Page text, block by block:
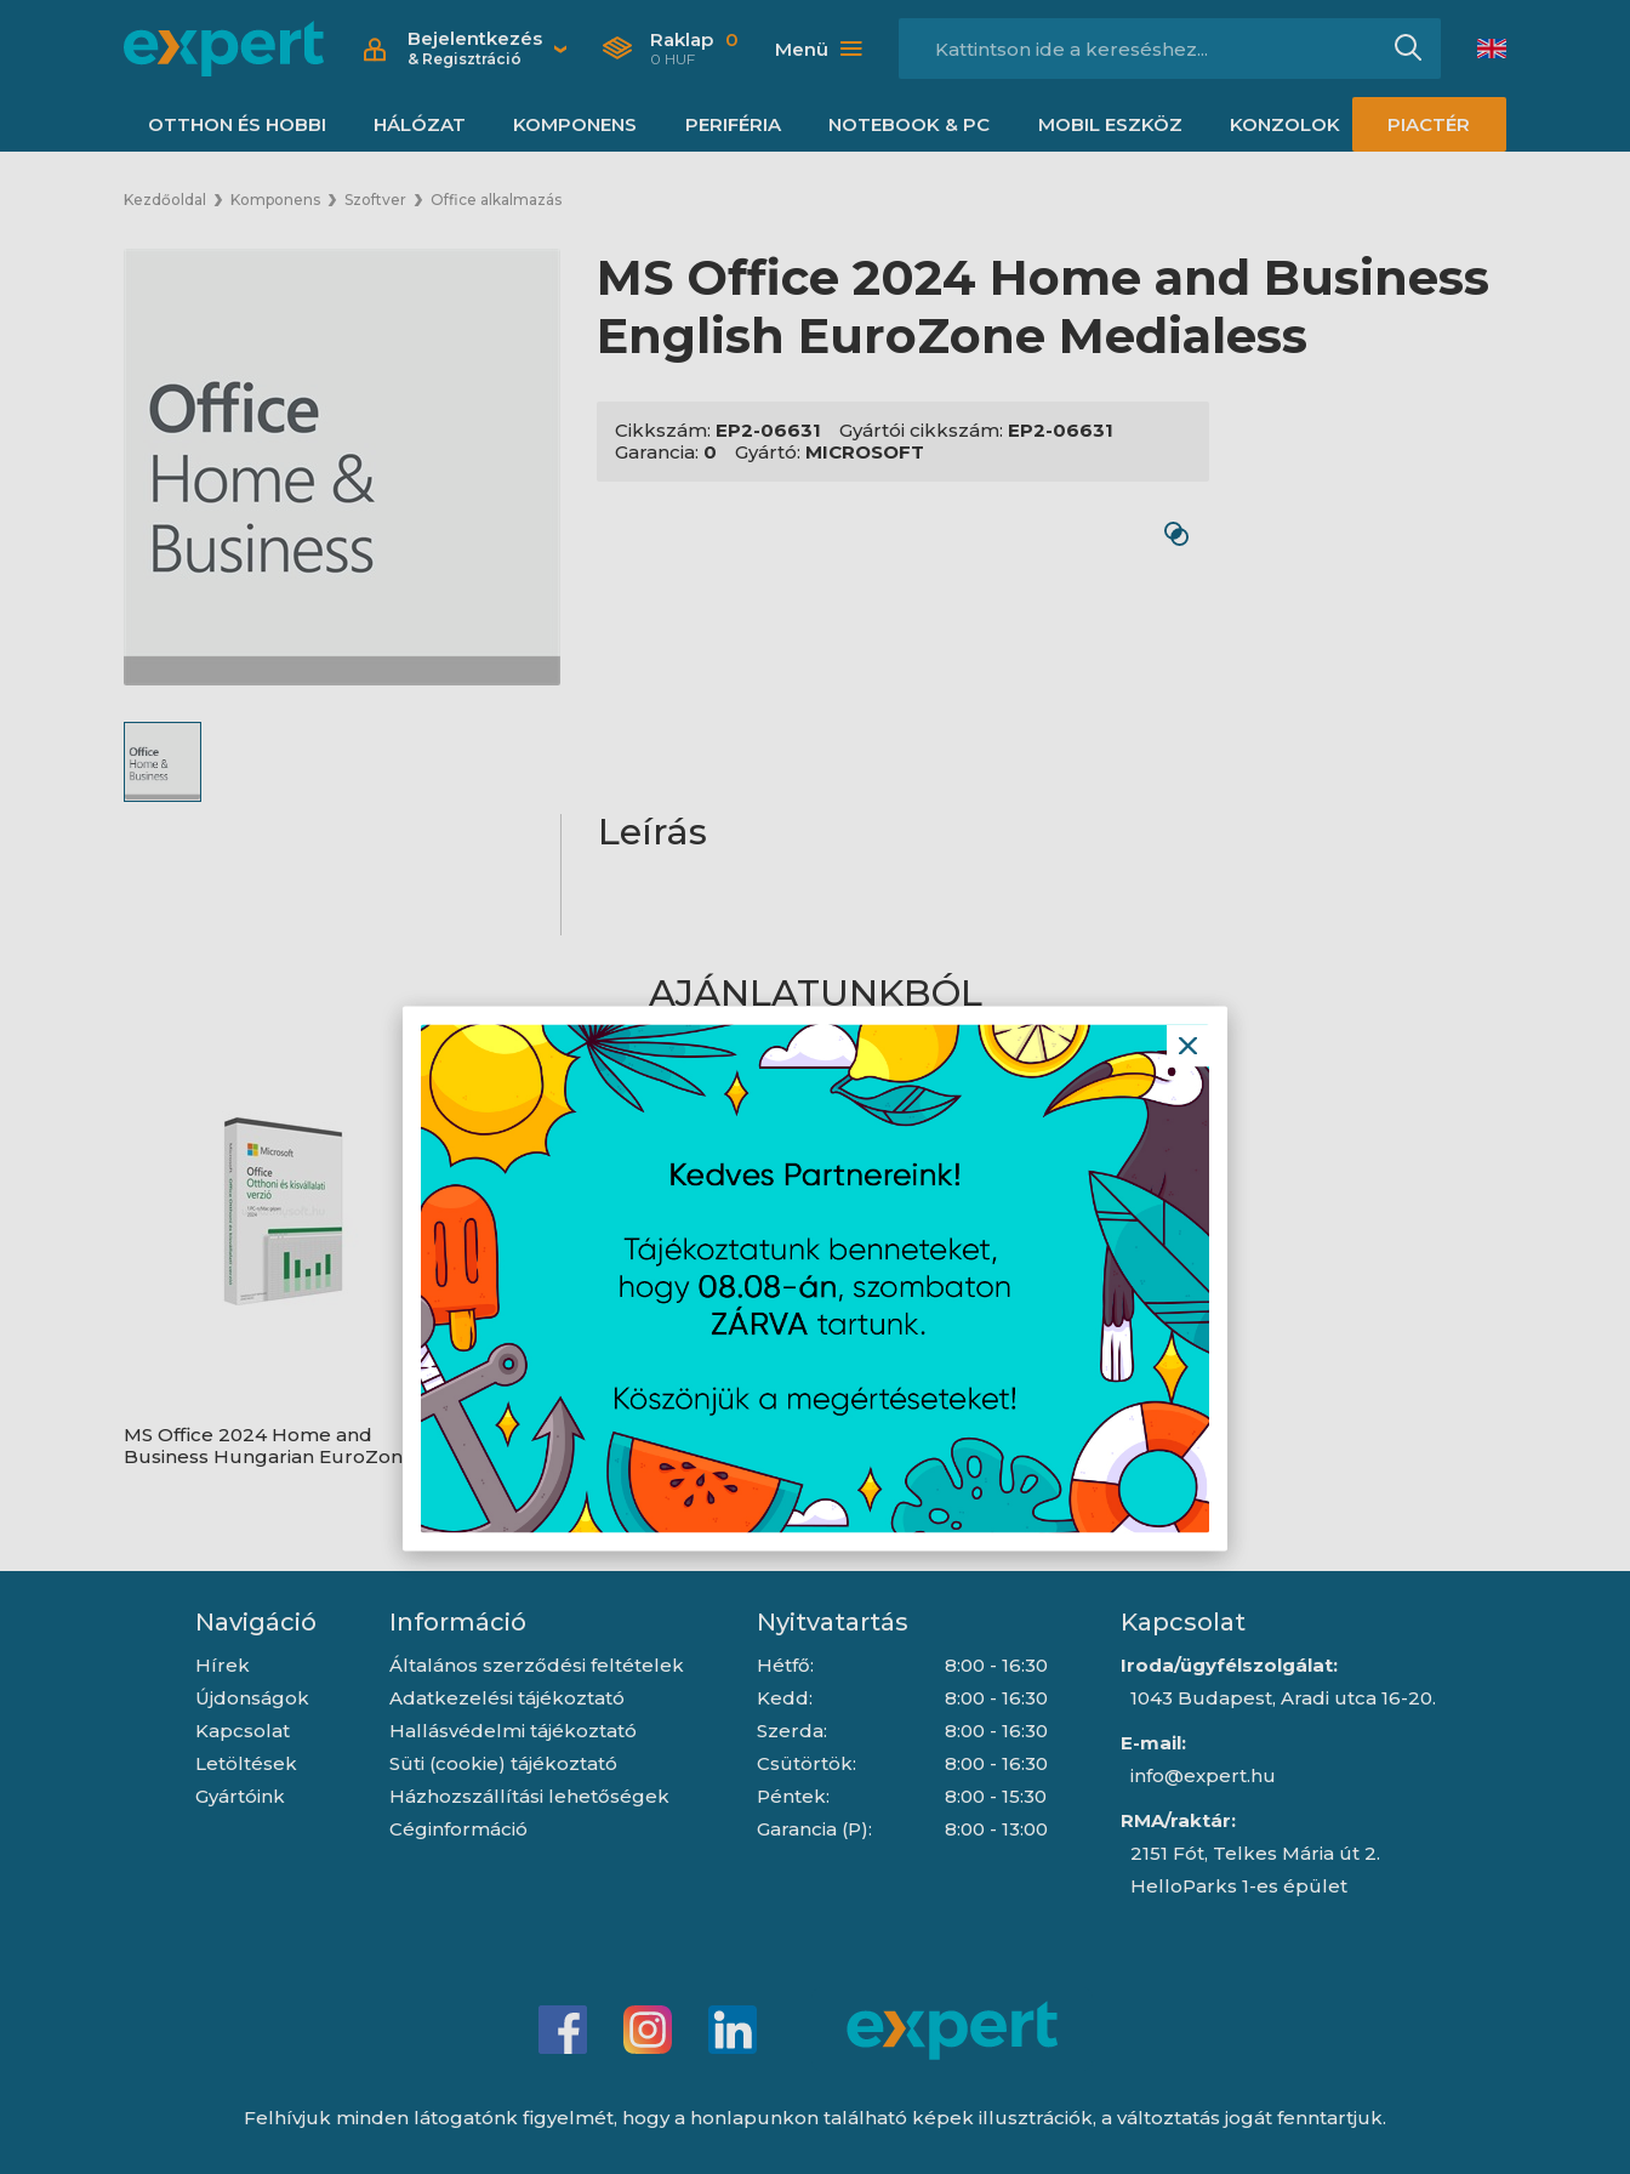
Bejelentkezés
& Regisztráció
Raklap 0
0 HUF Menü
OTTHON ÉS HOBBI HÁLÓZAT KOMPONENS PERIFÉRIA NOTEBOOK & PC MOBIL ESZKÖZ KONZOLOK PIACTÉR
Kezdőoldal Komponens Szoftver Office alkalmazás
MS Office 2024 Home and Business
English EuroZone Medialess
Cikkszám: EP2-06631 Gyártói cikkszám: EP2-06631
Garancia: 0 Gyártó: MICROSOFT
Leírás
AJÁNLATUNKBÓL
MS Office 2024 Home and
Business Hungarian EuroZone
Navigáció
Hírek
Újdonságok
Kapcsolat
Letöltések
Gyártóink
Információ
Általános szerződési feltételek
Adatkezelési tájékoztató
Hallásvédelmi tájékoztató
Süti (cookie) tájékoztató
Házhozszállítási lehetőségek
Céginformáció
Nyitvatartás
Hétfő:
Kedd:
Szerda:
Csütörtök:
Péntek:
Garancia (P):
8:00 - 16:30
8:00 - 16:30
8:00 - 16:30
8:00 - 16:30
8:00 - 15:30
8:00 - 13:00
Kapcsolat
Iroda/ügyfélszolgálat:
1043 Budapest, Aradi utca 16-20.
E-mail:
info@expert.hu
RMA/raktár:
2151 Fót, Telkes Mária út 2.
HelloParks 1-es épület
Felhívjuk minden látogatónk figyelmét, hogy a honlapunkon található képek illusztrációk, a változtatás jogát fenntartjuk.